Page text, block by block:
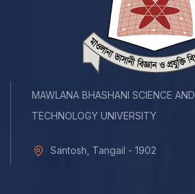
MAWLANA BHASHANI SCIENCE AND
TECHNOLOGY UNIVERSITY
Santosh, Tangail - 1902